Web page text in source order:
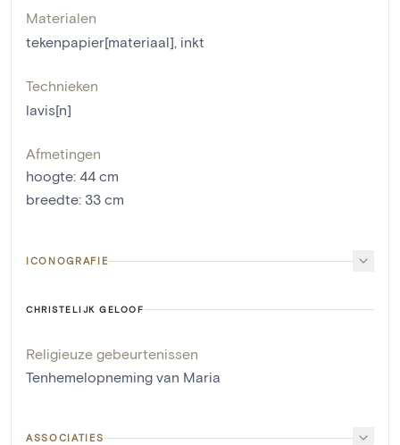
Materialen
tekenpapier[materiaal], inkt
Technieken
lavis[n]
Afmetingen
hoogte: 44 cm
breedte: 33 cm
ICONOGRAFIE
CHRISTELIJK GELOOF
Religieuze gebeurtenissen
Tenhemelopneming van Maria
ASSOCIATIES